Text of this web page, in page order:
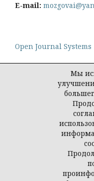
E-mail:
Open Journal Systems
Политика
©
Мы